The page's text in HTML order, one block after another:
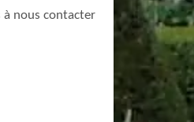
à nous contacter